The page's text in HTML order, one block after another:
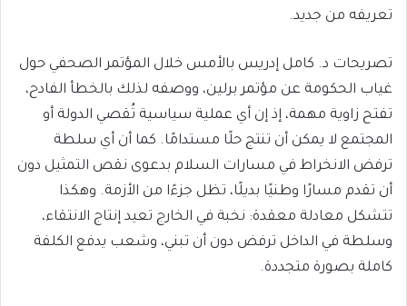
تعريفه من جديد.
تصريحات د. كامل إدريس بالأمس خلال المؤتمر الصحفي حول
غياب الحكومة عن مؤتمر برلين، ووصفه لذلك بالخطأ الفادح،
تفتح زاوية مهمة، إذ إن أي عملية سياسية تُقصي الدولة أو
المجتمع لا يمكن أن تنتج حلًا مستدامًا. كما أن أي سلطة
ترفض الانخراط في مسارات السلام بدعوى نقص التمثيل دون
أن تقدم مسارًا وطنيًا بديلًا، تظل جزءًا من الأزمة. وهكذا
تتشكل معادلة معقدة: نخبة في الخارج تعيد إنتاج الانتقاء،
وسلطة في الداخل ترفض دون أن تبني، وشعب يدفع الكلفة
كاملة بصورة متجددة.